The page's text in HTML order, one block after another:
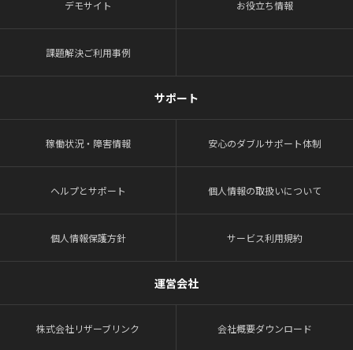
デモサイト お役立ち情報
課題解決ご利用事例
サポート
稼働状況・障害情報 安心のダブルサポート体制
ヘルプとサポート 個人情報の取扱いについて
個人情報保護方針 サービス利用規約
運営会社
株式会社リザーブリンク 会社概要ダウンロード